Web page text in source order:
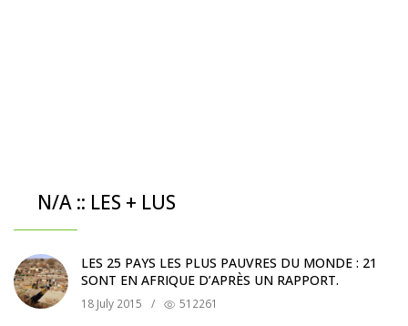
N/A :: LES + LUS
LES 25 PAYS LES PLUS PAUVRES DU MONDE : 21
SONT EN AFRIQUE D’APRÈS UN RAPPORT.
18 July 2015 / 512261